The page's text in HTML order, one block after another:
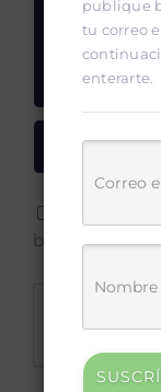
browser for
publique
tu correo
enterarte.